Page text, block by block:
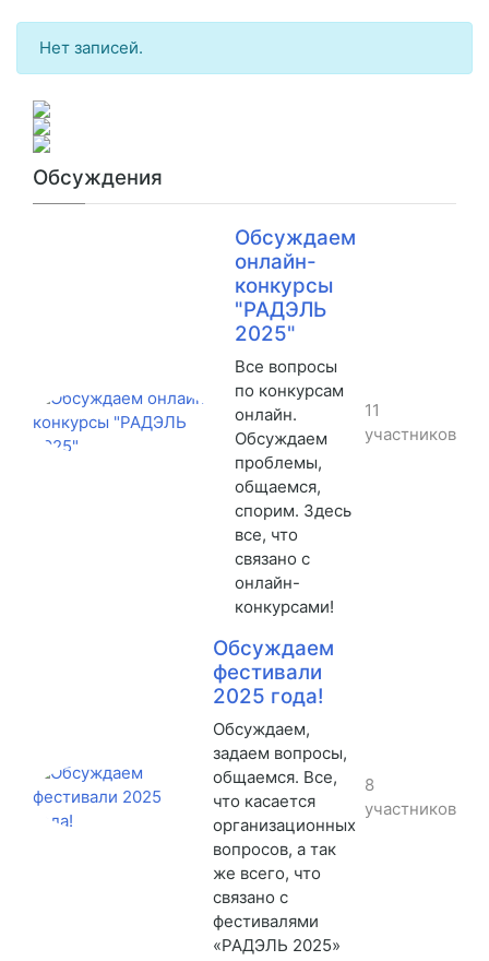
Нет записей.
Обсуждения
Обсуждаем
онлайн-
конкурсы
"РАДЭЛЬ
2025"
Все вопросы
по конкурсам
онлайн.
Обсуждаем
проблемы,
общаемся,
спорим. Здесь
все, что
связано с
онлайн-
конкурсами!
11
участников
Обсуждаем
фестивали
2025 года!
Обсуждаем,
задаем вопросы,
общаемся. Все,
что касается
организационных
вопросов, а так
же всего, что
связано с
фестивалями
«РАДЭЛЬ 2025»
8
участников